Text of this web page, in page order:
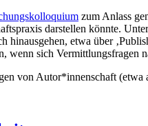
zum Anlass
darstellen könnte.
hinausgehen, etwa über
wenn sich Vermittlungsfragen
von Autor*innenschaft